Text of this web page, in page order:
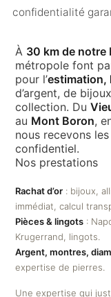
confidentialité
À 30 km de notre
métropole font
pour l’estimation,
d’argent, de
collection. Du
au Mont Boron,
nous recevons
confidentiel.
Nos prestations
Rachat d’or : bijoux,
immédiat, calcul
Pièces & lingots :
Krugerrand, lingots.
Argent, montres,
expertise de pierres.
Une expertise qui